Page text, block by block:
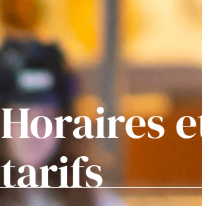
Horaires
tarifs